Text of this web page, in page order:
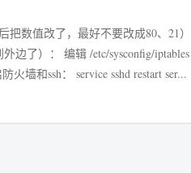
把数值改了，最好不要改成80、21）
边了）： 编辑 /etc/sysconfig/
墙和ssh： service sshd restart ser...